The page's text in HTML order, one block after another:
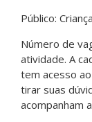
Público:
Número de
atividade. A
tem acesso
tirar suas
acompanham